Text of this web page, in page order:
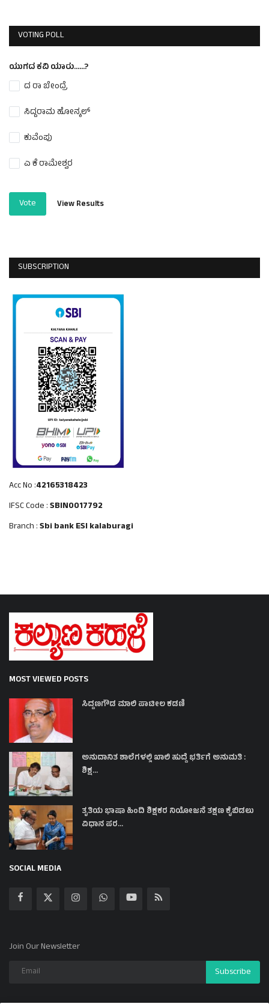
VOTING POLL
ಯುಗದ ಕವಿ ಯಾರು......?
ದ ರಾ ಬೇಂದ್ರೆ
ಸಿದ್ದರಾಮ ಹೋನ್ಕಲ್
ಕುವೆಂಪು
ಎ ಕೆ ರಾಮೇಶ್ವರ
Vote View Results
SUBSCRIPTION
Acc No :42165318423
IFSC Code :SBIN0017792
Branch :Sbi bank ESI kalaburagi
MOST VIEWED POSTS
ಸಿದ್ದಣಗೌಡ ಮಾಲಿ ಪಾಟೀಲ ಕಡಣಿ
ಅನುದಾನಿತ ಶಾಲೆಗಳಲ್ಲಿ ಖಾಲಿ ಹುದ್ದೆ ಭರ್ತಿಗೆ ಅನುಮತಿ :
ಶಿಕ್ಷ...
ತೃತಿಯ ಭಾಷಾ ಹಿಂದಿ ಶಿಕ್ಷಕರ ನಿಯೋಜನೆ ತಕ್ಷಣ ಕೈಬಿಡಲು
ವಿಧಾನ ಪರ...
SOCIAL MEDIA
Join Our Newsletter
Subscribe